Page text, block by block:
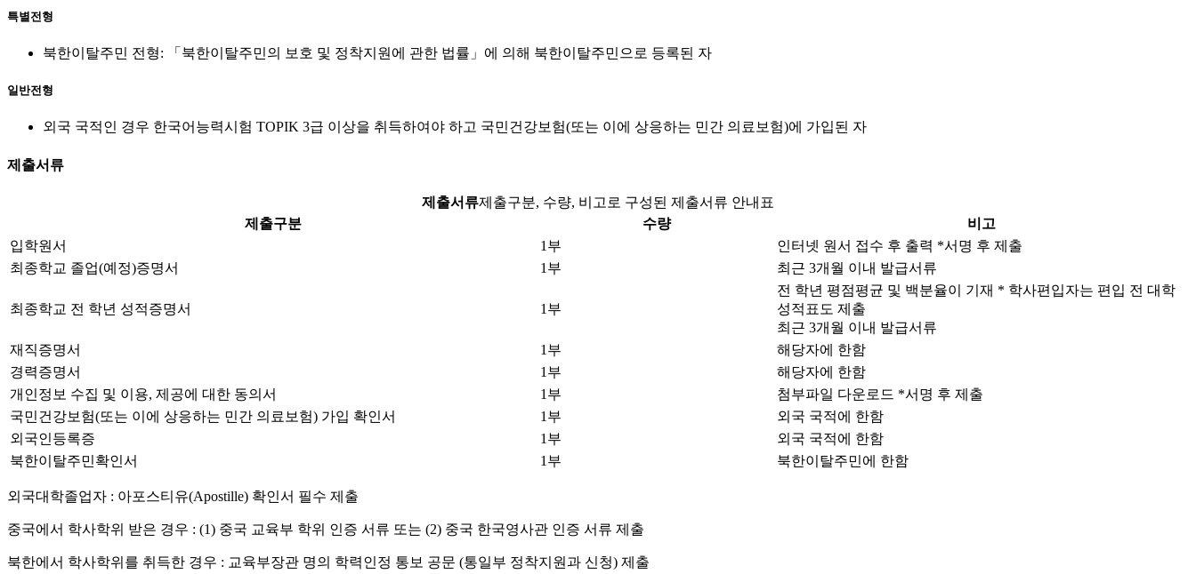
특별전형
북한이탈주민 전형: 「북한이탈주민의 보호 및 정착지원에 관한 법률」에 의해 북한이탈주민으로 등록된 자
일반전형
외국 국적인 경우 한국어능력시험 TOPIK 3급 이상을 취득하여야 하고 국민건강보험(또는 이에 상응하는 민간 의료보험)에 가입된 자
제출서류
제출서류제출구분, 수량, 비고로 구성된 제출서류 안내표
제출구분
수량
비고
입학원서
1부
인터넷 원서 접수 후 출력 *서명 후 제출
최종학교 졸업(예정)증명서
1부 최근 3개월 이내 발급서류
최종학교 전 학년 성적증명서 1부
전 학년 평점평균 및 백분율이 기재 * 학사편입자는 편입 전 대학
성적표도 제출
최근 3개월 이내 발급서류
재직증명서
1부
해당자에 한함
경력증명서
1부
해당자에 한함
개인정보 수집 및 이용, 제공에 대한 동의서
1부
첨부파일 다운로드 *서명 후 제출
국민건강보험(또는 이에 상응하는 민간 의료보험) 가입 확인서
1부
외국 국적에 한함
외국인등록증
1부
외국 국적에 한함
북한이탈주민확인서
1부 북한이탈주민에 한함
외국대학졸업자 : 아포스티유(Apostille) 확인서 필수 제출
중국에서 학사학위 받은 경우 : (1) 중국 교육부 학위 인증 서류 또는 (2) 중국 한국영사관 인증 서류 제출
북한에서 학사학위를 취득한 경우 : 교육부장관 명의 학력인정 통보 공문 (통일부 정착지원과 신청) 제출